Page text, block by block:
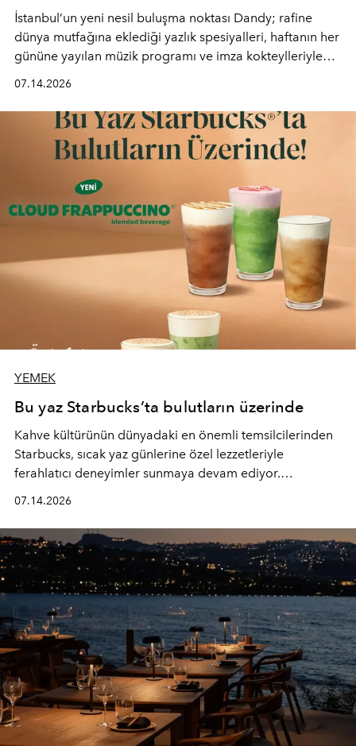
İstanbul’un yeni nesil buluşma noktası Dandy; rafine
dünya mutfağına eklediği yazlık spesiyalleri, haftanın her
gününe yayılan müzik programı ve imza kokteylleriyle
lüks" anlayışıyla buluşturan mekan; gurme lezzetleri, iyi
müziği ve açık havadaki özel puro alanını tek bir çatı
altında sunuyor.
07.14.2026
YEMEK
Bu yaz Starbucks’ta bulutların üzerinde
Kahve kültürünün dünyadaki en önemli temsilcilerinden
Starbucks, sıcak yaz günlerine özel lezzetleriyle
ferahlatıcı deneyimler sunmaya devam ediyor.
yepyeni Cloud Frappuccino® Blended Beverage çeşitleri
ve yiyecek alternatifleri yazın keyfine lezzet katıyor.
07.14.2026